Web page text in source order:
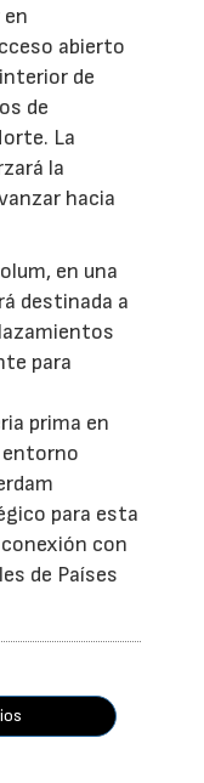
abierto
de
de
La
la
hacia
en una
destinada a
para
prima en
entorno
para esta
con
de Países